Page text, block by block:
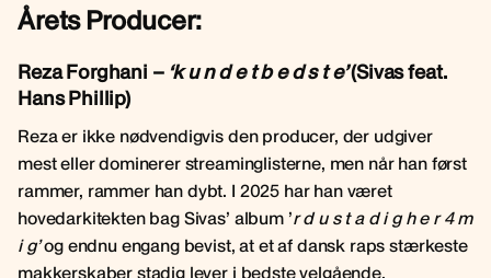
Årets Producer:
Reza Forghani – ‘k u n d e t b e d s t e’(Sivas feat.
Hans Phillip)
Reza er ikke nødvendigvis den producer, der udgiver
mest eller dominerer streaminglisterne, men når han først
rammer, rammer han dybt. I 2025 har han været
hovedarkitekten bag Sivas’ album ’r d u s t a d i g h e r 4 m
i g’og endnu engang bevist, at et af dansk raps stærkeste
makkerskaber stadig lever i bedste velgående.